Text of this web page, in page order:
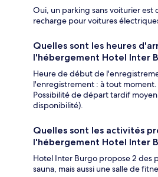
Oui, un parking sans voiturier
recharge pour voitures
Quelles sont les heures
l'hébergement Hotel Inter
Heure de début de
l'enregistrement : à tout moment.
Possibilité de départ tardif
disponibilité).
Quelles sont les activités
l'hébergement Hotel Inter
Hotel Inter Burgo propose 2 des
sauna, mais aussi une salle de